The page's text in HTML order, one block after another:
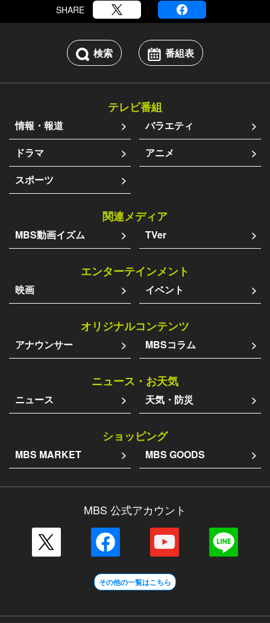
SHARE
検索 番組表
テレビ番組
情報・報道
バラエティ
ドラマ
アニメ
スポーツ
関連メディア
MBS動画イズム TVer
エンターテインメント
映画 イベント
オリジナルコンテンツ
アナウンサー MBSコラム
ニュース・お天気
ニュース 天気・防災
ショッピング
MBS MARKET MBS GOODS
MBS 公式アカウント
その他の一覧はこちら